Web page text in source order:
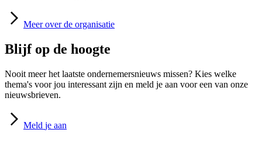
Meer over de organisatie
Blijf op de hoogte
Nooit meer het laatste ondernemersnieuws missen? Kies welke
thema's voor jou interessant zijn en meld je aan voor een van onze
nieuwsbrieven.
Meld je aan